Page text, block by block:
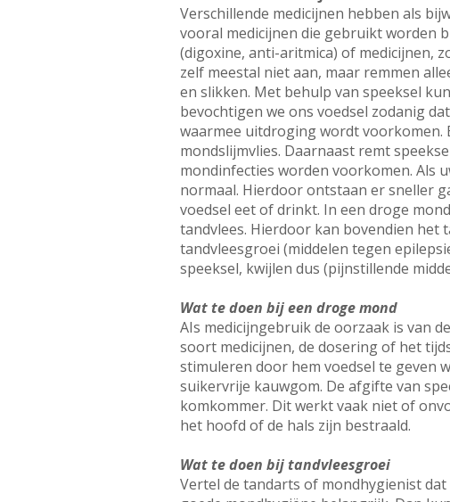
Verschillende medicijnen hebben als
vooral medicijnen die gebruikt worden
(digoxine, anti-aritmica) of medicijnen,
zelf meestal niet aan, maar remmen
en slikken. Met behulp van speeksel
bevochtigen we ons voedsel zodanig
waarmee uitdroging wordt voorkomen.
mondslijmvlies. Daarnaast remt
mondinfecties worden voorkomen. Als
normaal. Hierdoor ontstaan er sneller
voedsel eet of drinkt. In een droge
tandvlees. Hierdoor kan bovendien het
tandvleesgroei (middelen tegen
speeksel, kwijlen dus (pijnstillende
Wat te doen bij een droge mond
AIs medicijngebruik de oorzaak is van
soort medicijnen, de dosering of het
stimuleren door hem voedsel te geven
suikervrije kauwgom. De afgifte van
komkommer. Dit werkt vaak niet of
het hoofd of de hals zijn bestraald.
Wat te doen bij tandvleesgroei
Vertel de tandarts of mondhygienist